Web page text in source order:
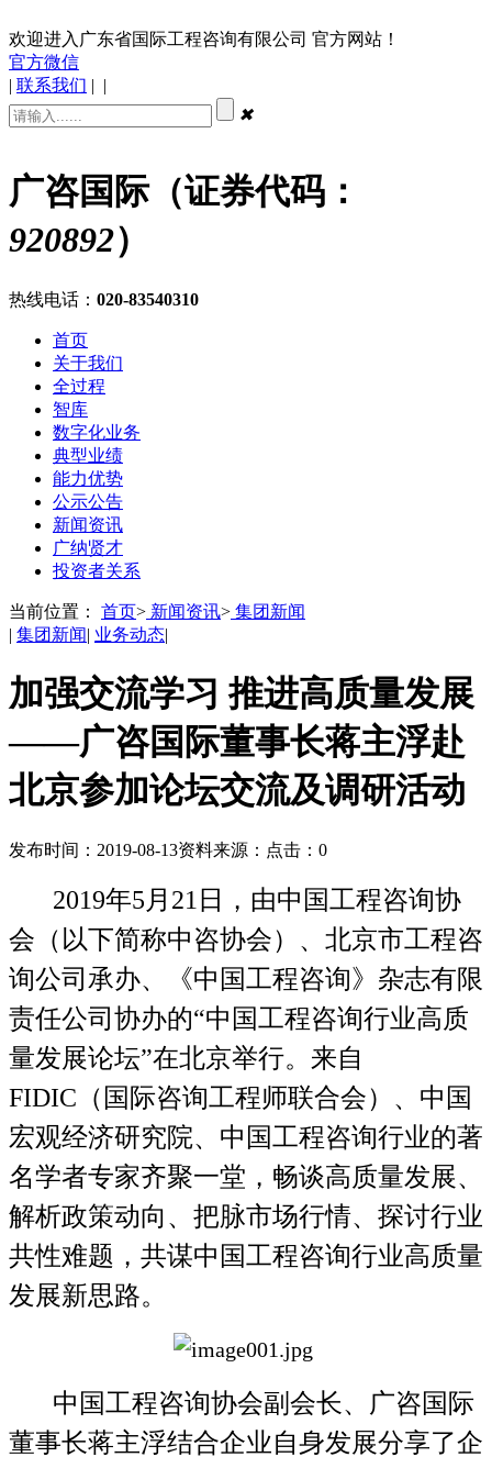
欢迎进入广东省国际工程咨询有限公司 官方网站！
官方微信
| 联系我们 | |
✖
广咨国际（证券代码：
920892）
热线电话： 020-83540310
首页
关于我们
全过程
智库
数字化业务
典型业绩
能力优势
公示公告
新闻资讯
广纳贤才
投资者关系
当前位置： 首页> 新闻资讯> 集团新闻
| 集团新闻| 业务动态|
加强交流学习 推进高质量发展
——广咨国际董事长蒋主浮赴
北京参加论坛交流及调研活动
发布时间：2019-08-13资料来源： 点击： 0
2019年5月21日，由中国工程咨询协
会（以下简称中咨协会）、北京市工程咨
询公司承办、《中国工程咨询》杂志有限
责任公司协办的“中国工程咨询行业高质
量发展论坛”在北京举行。来自
FIDIC（国际咨询工程师联合会）、中国
宏观经济研究院、中国工程咨询行业的著
名学者专家齐聚一堂，畅谈高质量发展、
解析政策动向、把脉市场行情、探讨行业
共性难题，共谋中国工程咨询行业高质量
发展新思路。
中国工程咨询协会副会长、广咨国际
董事长蒋主浮结合企业自身发展分享了企